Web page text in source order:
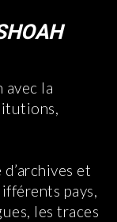
avec la
d’archives et
pays,
les traces